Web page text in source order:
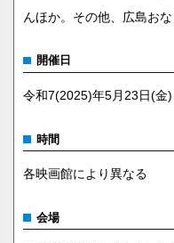
んほか。その他、広島お
開催日
令和7(2025)年5月23日(金
時間
各映画館により異なる
会場